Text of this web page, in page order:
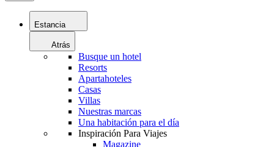
Estancia
Atrás
Busque un hotel
Resorts
Apartahoteles
Casas
Villas
Nuestras marcas
Una habitación para el día
Inspiración Para Viajes
Magazine